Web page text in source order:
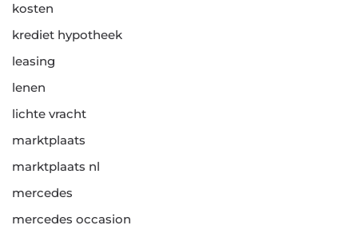
kosten
krediet hypotheek
leasing
lenen
lichte vracht
marktplaats
marktplaats nl
mercedes
mercedes occasion